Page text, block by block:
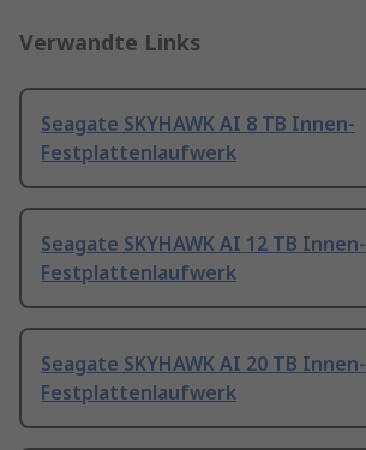
Verwandte Links
Seagate SKYHAWK AI 8 TB Innen-
Festplattenlaufwerk
Seagate SKYHAWK AI 12 TB Innen-
Festplattenlaufwerk
Seagate SKYHAWK AI 20 TB Innen-
Festplattenlaufwerk